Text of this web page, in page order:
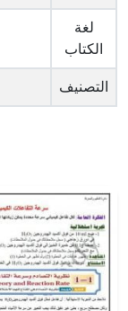
لغة
الكتاب
التصنيف